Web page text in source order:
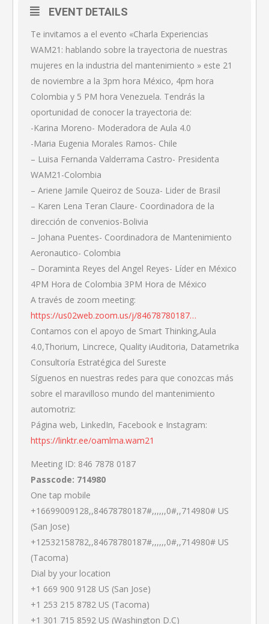
EVENT DETAILS
Te invitamos a el evento «Charla Experiencias
WAM21: hablando sobre la trayectoria de nuestras
mujeres en la industria del mantenimiento » este 21
de noviembre a la 3pm hora México, 4pm hora
Colombia y 5 PM hora Venezuela. Tendrás la
oportunidad de conocer la trayectoria de:
-Karina Moreno- Moderadora de Aula 4.0
-Maria Eugenia Morales Ramos- Chile
– Luisa Fernanda Valderrama Castro- Presidenta
WAM21-Colombia
– Ariene Jamile Queiroz de Souza- Lider de Brasil
– Karen Lena Teran Claure- Coordinadora de la
dirección de convenios-Bolivia
– Johana Puentes- Coordinadora de Mantenimiento
Aeronautico- Colombia
– Doraminta Reyes del Angel Reyes- Líder en México
4PM Hora de Colombia 3PM Hora de México
A través de zoom meeting:
https://us02web.zoom.us/j/84678780187…
Contamos con el apoyo de Smart Thinking,Aula
4.0,Thorium, Lincrece, Quality iAuditoria, Datametrika
Consultoría Estratégica del Sureste
Síguenos en nuestras redes para que conozcas más
sobre el maravilloso mundo del mantenimiento
automotriz:
Página web, LinkedIn, Facebook e Instagram:
https://linktr.ee/oamlma.wam21
Meeting ID: 846 7878 0187
Passcode: 714980
One tap mobile
+16699009128,,84678780187#,,,,,,0#,,714980# US
(San Jose)
+12532158782,,84678780187#,,,,,,0#,,714980# US
(Tacoma)
Dial by your location
+1 669 900 9128 US (San Jose)
+1 253 215 8782 US (Tacoma)
+1 301 715 8592 US (Washington D.C)